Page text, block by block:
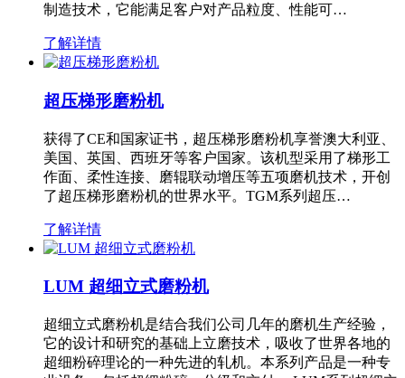
制造技术，它能满足客户对产品粒度、性能可…
了解详情
超压梯形磨粉机
获得了CE和国家证书，超压梯形磨粉机享誉澳大利亚、
美国、英国、西班牙等客户国家。该机型采用了梯形工
作面、柔性连接、磨辊联动增压等五项磨机技术，开创
了超压梯形磨粉机的世界水平。TGM系列超压…
了解详情
LUM 超细立式磨粉机
超细立式磨粉机是结合我们公司几年的磨机生产经验，
它的设计和研究的基础上立磨技术，吸收了世界各地的
超细粉碎理论的一种先进的轧机。本系列产品是一种专